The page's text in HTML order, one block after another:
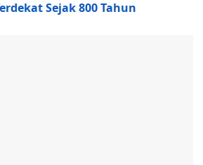
Sejak 800 Tahun